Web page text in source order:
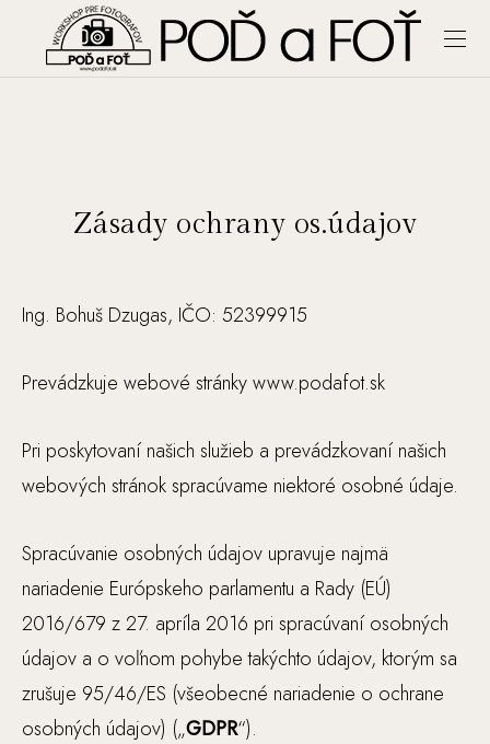
Zásady ochrany os.údajov
Ing. Bohuš Dzugas, IČO: 52399915
Prevádzkuje webové stránky www.podafot.sk
Pri poskytovaní našich služieb a prevádzkovaní našich
webových stránok spracúvame niektoré osobné údaje.
Spracúvanie osobných údajov upravuje najmä
nariadenie Európskeho parlamentu a Rady (EÚ)
2016/679 z 27. apríla 2016 pri spracúvaní osobných
údajov a o voľnom pohybe takýchto údajov, ktorým sa
zrušuje 95/46/ES (všeobecné nariadenie o ochrane
osobných údajov) („GDPR“).